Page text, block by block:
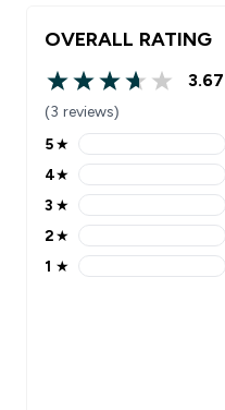
OVERALL RATING
3.67 out of 5 stars
3.67
(3 reviews)
5 stars rating 2 reviews
5★
4 stars rating 0 reviews
4★
3 stars rating 0 reviews
3 ★
2 stars rating 0 reviews
2★
1 stars rating 1 reviews
1 ★